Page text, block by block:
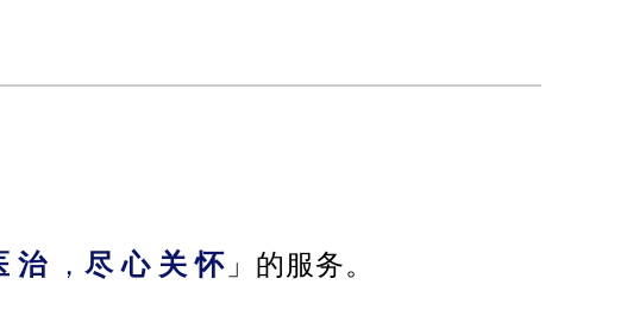
治 ，尽 心 关 怀 」的服务。